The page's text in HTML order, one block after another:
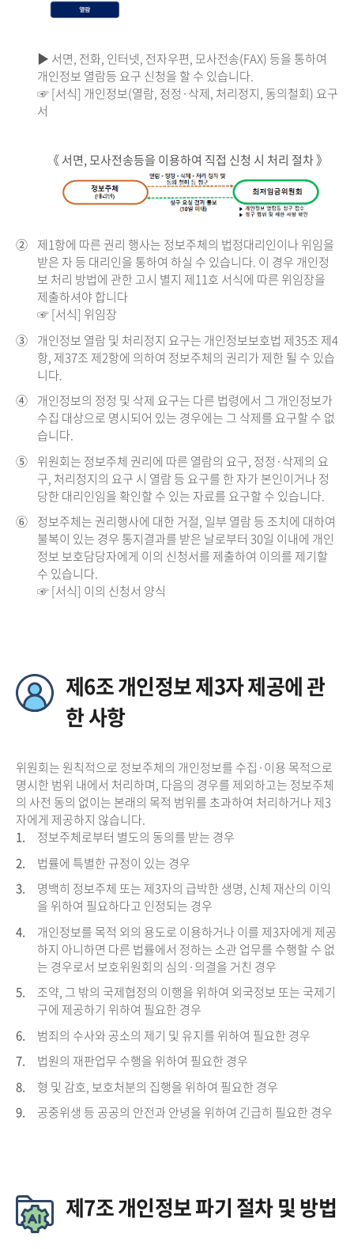
▶ 서면, 전화, 인터넷, 전자우편, 모사전송(FAX) 등을 통하여
개인정보 열람등 요구 신청을 할 수 있습니다.
☞ [서식] 개인정보(열람, 정정·삭제, 처리정지, 동의철회) 요구
서
《 서면, 모사전송등을 이용하여 직접 신청 시 처리 절차 》
② 제1항에 따른 권리 행사는 정보주체의 법정대리인이나 위임을
받은 자 등 대리인을 통하여 하실 수 있습니다. 이 경우 개인정
보 처리 방법에 관한 고시 별지 제11호 서식에 따른 위임장을
제출하셔야 합니다
☞ [서식] 위임장
③ 개인정보 열람 및 처리정지 요구는 개인정보보호법 제35조 제4
항, 제37조 제2항에 의하여 정보주체의 권리가 제한 될 수 있습
니다.
④ 개인정보의 정정 및 삭제 요구는 다른 법령에서 그 개인정보가
수집 대상으로 명시되어 있는 경우에는 그 삭제를 요구할 수 없
습니다.
⑤ 위원회는 정보주체 권리에 따른 열람의 요구, 정정·삭제의 요
구, 처리정지의 요구 시 열람 등 요구를 한 자가 본인이거나 정
당한 대리인임을 확인할 수 있는 자료를 요구할 수 있습니다.
⑥ 정보주체는 권리행사에 대한 거절, 일부 열람 등 조치에 대하여
불복이 있는 경우 통지결과를 받은 날로부터 30일 이내에 개인
정보 보호담당자에게 이의 신청서를 제출하여 이의를 제기할
수 있습니다.
☞ [서식] 이의 신청서 양식
제6조 개인정보 제3자 제공에 관
한 사항
위원회는 원칙적으로 정보주체의 개인정보를 수집·이용 목적으로
명시한 범위 내에서 처리하며, 다음의 경우를 제외하고는 정보주체
의 사전 동의 없이는 본래의 목적 범위를 초과하여 처리하거나 제3
자에게 제공하지 않습니다.
1.
정보주체로부터 별도의 동의를 받는 경우
2.
법률에 특별한 규정이 있는 경우
3.
명백히 정보주체 또는 제3자의 급박한 생명, 신체 재산의 이익
을 위하여 필요하다고 인정되는 경우
4.
개인정보를 목적 외의 용도로 이용하거나 이를 제3자에게 제공
하지 아니하면 다른 법률에서 정하는 소관 업무를 수행할 수 없
는 경우로서 보호위원회의 심의·의결을 거친 경우
5.
조약, 그 밖의 국제협정의 이행을 위하여 외국정보 또는 국제기
구에 제공하기 위하여 필요한 경우
6.
범죄의 수사와 공소의 제기 및 유지를 위하여 필요한 경우
7.
법원의 재판업무 수행을 위하여 필요한 경우
8.
형 및 감호, 보호처분의 집행을 위하여 필요한 경우
9.
공중위생 등 공공의 안전과 안녕을 위하여 긴급히 필요한 경우
제7조 개인정보 파기 절차 및 방법